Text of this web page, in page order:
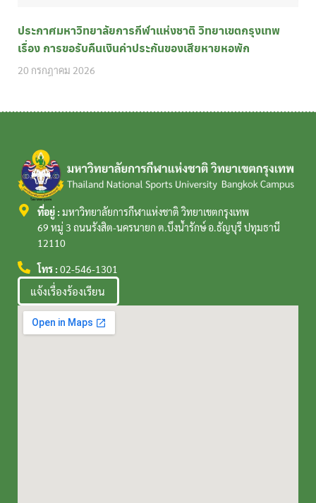
ประกาศมหาวิทยาลัยการกีฬาแห่งชาติ วิทยาเขตกรุงเทพ
เรื่อง การขอรับคืนเงินค่าประกันของเสียหายหอพัก
20 กรกฎาคม 2026
ที่อยู่ : มหาวิทยาลัยการกีฬาแห่งชาติ วิทยาเขตกรุงเทพ
69 หมู่ 3 ถนนรังสิต-นครนายก ต.บึงน้ำรักษ์ อ.ธัญบุรี ปทุมธานี
12110
โทร : 02-546-1301
แจ้งเรื่องร้องเรียน